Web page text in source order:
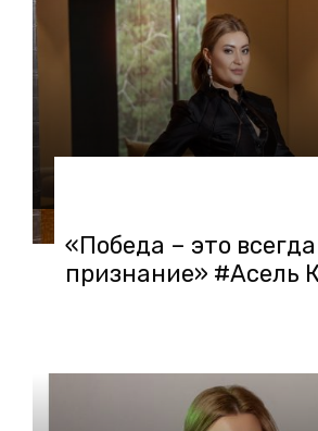
«Победа – это всегда
признание» #Асель